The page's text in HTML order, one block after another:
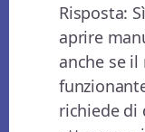
Risposta:
aprire
anche se
richiede di